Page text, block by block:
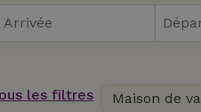
les filtres Maison de